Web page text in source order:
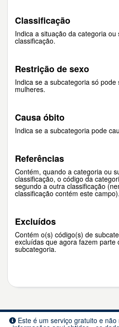
Classificação
Indica a situação da categoria
classificação.
Restrição de sexo
Indica se a subcategoria só
mulheres.
Causa óbito
Indica se a subcategoria pode
Referências
Contém, quando a categoria ou
classificação, o código da
segundo a outra classificação
classificação contém este campo).
Excluídos
Contém o(s) código(s) de
excluídas que agora fazem parte
subcategoria.
Este é um serviço gratuito e